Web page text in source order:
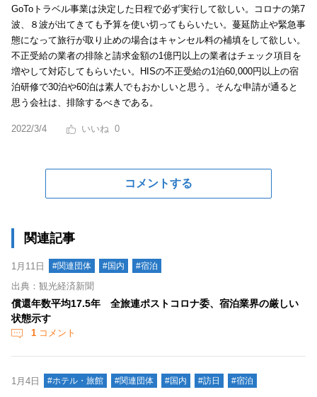
GoToトラベル事業は決定した日程で必ず実行して欲しい。コロナの第7
波、８波が出てきても予算を使い切ってもらいたい。蔓延防止や緊急事
態になって旅行が取り止めの場合はキャンセル料の補填をして欲しい。
不正受給の業者の排除と請求金額の1億円以上の業者はチェック項目を
増やして対応してもらいたい。HISの不正受給の1泊60,000円以上の宿
泊研修で30泊や60泊は素人でもおかしいと思う。そんな申請が通ると
思う会社は、排除するべきである。
2022/3/4 0
コメントする
関連記事
1月11日 #関連団体 #国内 #宿泊
出典：観光経済新聞
償還年数平均17.5年 全旅連ポストコロナ委、宿泊業界の厳しい
状態示す
1 コメント
1月4日 #ホテル・旅館 #関連団体 #国内 #訪日 #宿泊